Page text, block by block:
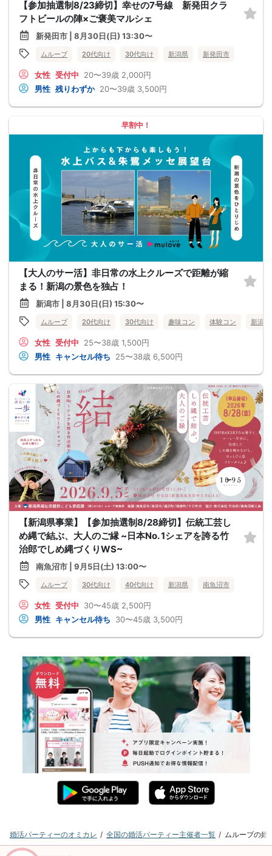
【参加抽選制8/23締切】幸せの7号線 新発田クラ
フトビールの陣×ご褒美マルシェ
新発田市 | 8月30日(日) 13:30〜
ムルーブ 20代向け 30代向け 新潟県 新発田市
女性 受付中 20〜39歳 2,000円
男性 残りわずか 20〜39歳 3,500円
早割中！
【大人のサー活】非日常の水上クルーズで距離が縮
まる！新潟の景色を独占！
新潟市 | 8月30日(日) 15:30〜
ムルーブ 20代向け 30代向け 趣味コン 体験コン 新潟県
女性 受付中 25〜38歳 1,500円
男性 キャンセル待ち 25〜38歳 6,500円
【新潟県事業】【参加抽選制8/28締切】伝統工芸し
め縄で結ぶ、大人のご縁 ~日本No. 1シェアを誇る竹
治郎でしめ縄づくりWS~
南魚沼市 | 9月5日(土) 13:00〜
ムルーブ 30代向け 40代向け 新潟県 南魚沼市
女性 受付中 30〜45歳 2,500円
男性 キャンセル待ち 30〜45歳 3,500円
婚活パーティーのオミカレ 全国の婚活パーティー主催者一覧 ムルーブの婚